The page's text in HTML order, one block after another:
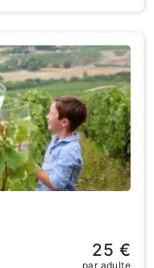
25 €
par adulte